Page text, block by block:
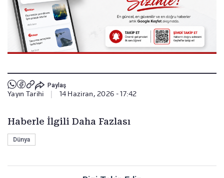
Paylaş
Yayın Tarihi 14 Haziran, 2026 - 17:42
Haberle İlgili Daha Fazlası
Dünya